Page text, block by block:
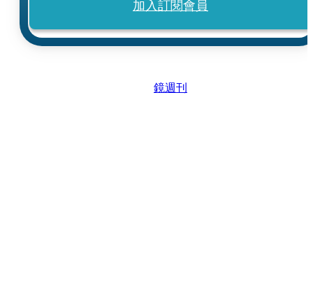
加入訂閱會員
鏡週刊